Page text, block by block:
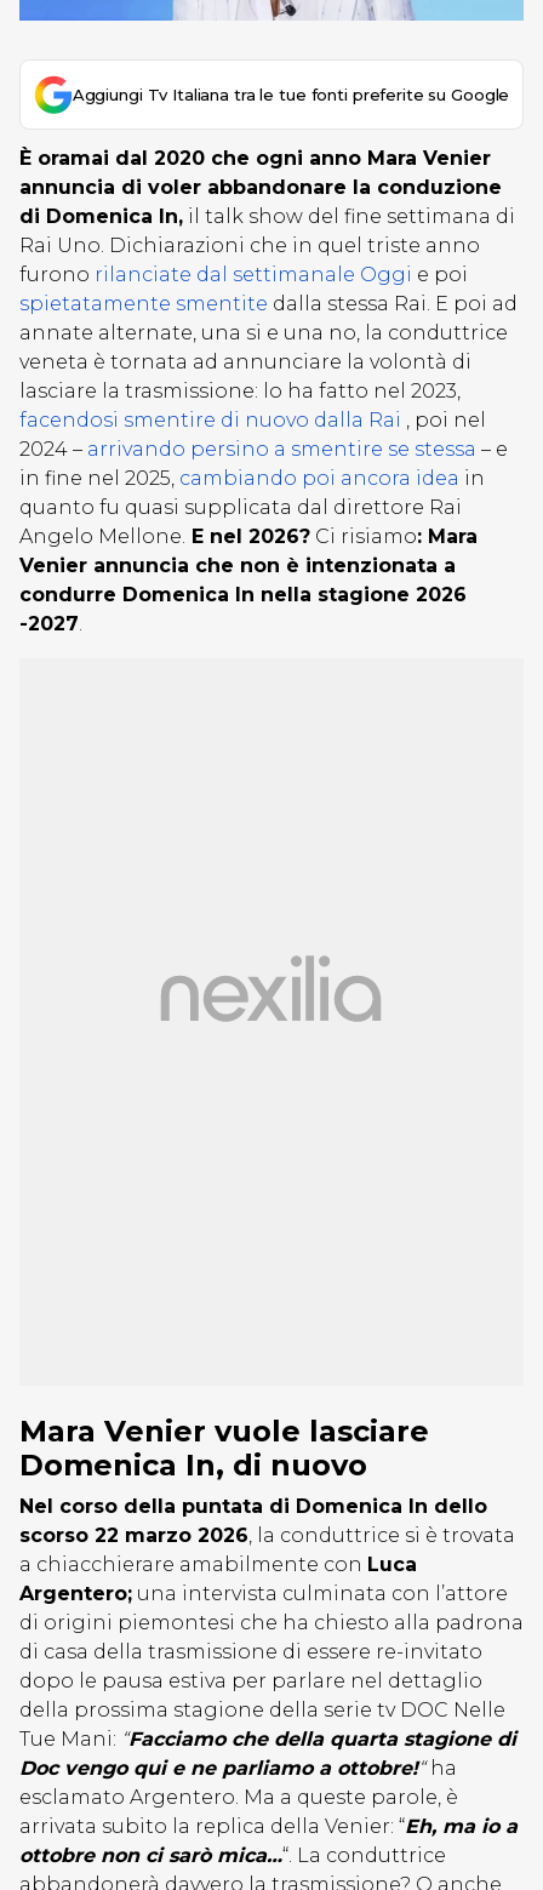
Aggiungi Tv Italiana tra le tue fonti preferite su Google
È oramai dal 2020 che ogni anno Mara Venier
annuncia di voler abbandonare la conduzione
di Domenica In, il talk show del fine settimana di
Rai Uno. Dichiarazioni che in quel triste anno
furono rilanciate dal settimanale Oggi e poi
spietatamente smentite dalla stessa Rai. E poi ad
annate alternate, una si e una no, la conduttrice
veneta è tornata ad annunciare la volontà di
lasciare la trasmissione: lo ha fatto nel 2023,
facendosi smentire di nuovo dalla Rai , poi nel
2024 – arrivando persino a smentire se stessa – e
in fine nel 2025, cambiando poi ancora idea in
quanto fu quasi supplicata dal direttore Rai
Angelo Mellone. E nel 2026? Ci risiamo: Mara
Venier annuncia che non è intenzionata a
condurre Domenica In nella stagione 2026
-2027.
Mara Venier vuole lasciare
Domenica In, di nuovo
Nel corso della puntata di Domenica In dello
scorso 22 marzo 2026, la conduttrice si è trovata
a chiacchierare amabilmente con Luca
Argentero; una intervista culminata con l’attore
di origini piemontesi che ha chiesto alla padrona
di casa della trasmissione di essere re-invitato
dopo le pausa estiva per parlare nel dettaglio
della prossima stagione della serie tv DOC Nelle
Tue Mani: “Facciamo che della quarta stagione di
Doc vengo qui e ne parliamo a ottobre!“ha
esclamato Argentero. Ma a queste parole, è
arrivata subito la replica della Venier: “Eh, ma io a
ottobre non ci sarò mica…“. La conduttrice
abbandonerà davvero la trasmissione? O anche